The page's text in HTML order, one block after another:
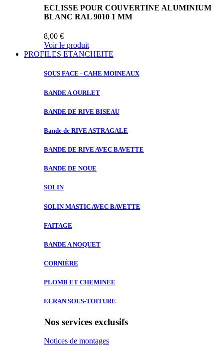
ECLISSE POUR COUVERTINE ALUMINIUM
BLANC RAL 9010 1 MM
8,00 €
Voir le produit
PROFILES ETANCHEITE
SOUS FACE - CAHE MOINEAUX
BANDE AOURLET
BANDE DE RIVE BISEAU
Bande de RIVE ASTRAGALE
BANDE DE RIVE AVEC BAVETTE
BANDE DE NOUE
SOLIN
SOLIN MASTIC AVEC BAVETTE
FAITAGE
BANDE ANOQUET
CORNIÈRE
PLOMB ET CHEMINEE
ECRAN SOUS-TOITURE
Nos services exclusifs
Notices de montages